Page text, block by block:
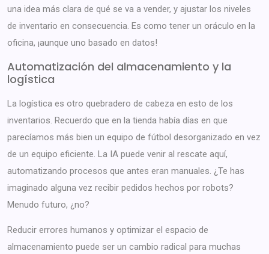
una idea más clara de qué se va a vender, y ajustar los niveles
de inventario en consecuencia. Es como tener un oráculo en la
oficina, ¡aunque uno basado en datos!
Automatización del almacenamiento y la
logística
La logística es otro quebradero de cabeza en esto de los
inventarios. Recuerdo que en la tienda había días en que
parecíamos más bien un equipo de fútbol desorganizado en vez
de un equipo eficiente. La IA puede venir al rescate aquí,
automatizando procesos que antes eran manuales. ¿Te has
imaginado alguna vez recibir pedidos hechos por robots?
Menudo futuro, ¿no?
Reducir errores humanos y optimizar el espacio de
almacenamiento puede ser un cambio radical para muchas